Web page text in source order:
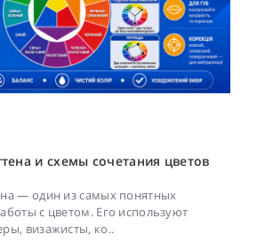
и схемы сочетания цветов
— один из самых понятных
с цветом. Его используют
визажисты, ко..